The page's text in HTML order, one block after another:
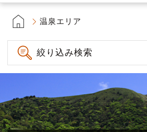
温泉エリア
絞り込み検索